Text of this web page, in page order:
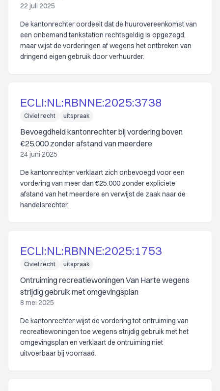
22 juli 2025
De kantonrechter oordeelt dat de huurovereenkomst van
een onbemand tankstation rechtsgeldig is opgezegd,
maar wijst de vorderingen af wegens het ontbreken van
dringend eigen gebruik door verhuurder.
ECLI:NL:RBNNE:2025:3738
Civiel recht uitspraak
Bevoegdheid kantonrechter bij vordering boven
€25.000 zonder afstand van meerdere
24 juni 2025
De kantonrechter verklaart zich onbevoegd voor een
vordering van meer dan €25.000 zonder expliciete
afstand van het meerdere en verwijst de zaak naar de
handelsrechter.
ECLI:NL:RBNNE:2025:1753
Civiel recht uitspraak
Ontruiming recreatiewoningen Van Harte wegens
strijdig gebruik met omgevingsplan
8 mei 2025
De kantonrechter wijst de vordering tot ontruiming van
recreatiewoningen toe wegens strijdig gebruik met het
omgevingsplan en verklaart de ontruiming niet
uitvoerbaar bij voorraad.